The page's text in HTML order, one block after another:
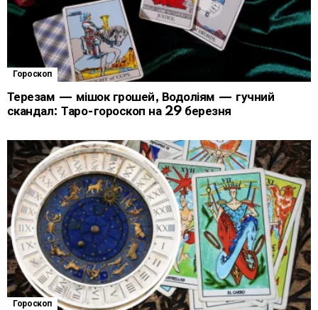
Гороскоп
Терезам — мішок грошей, Водоліям — гучний
скандал: Таро-гороскоп на 29 березня
Гороскоп